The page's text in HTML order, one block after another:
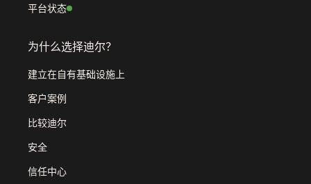
平台状态
为什么选择迪尔？
建立在自有基础设施上
客户案例
比较迪尔
安全
信任中心